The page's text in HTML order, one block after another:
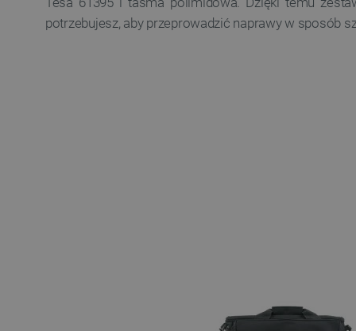
potrzebujesz, aby przeprowadzić naprawy w sposób
Bez niezbędnych plików